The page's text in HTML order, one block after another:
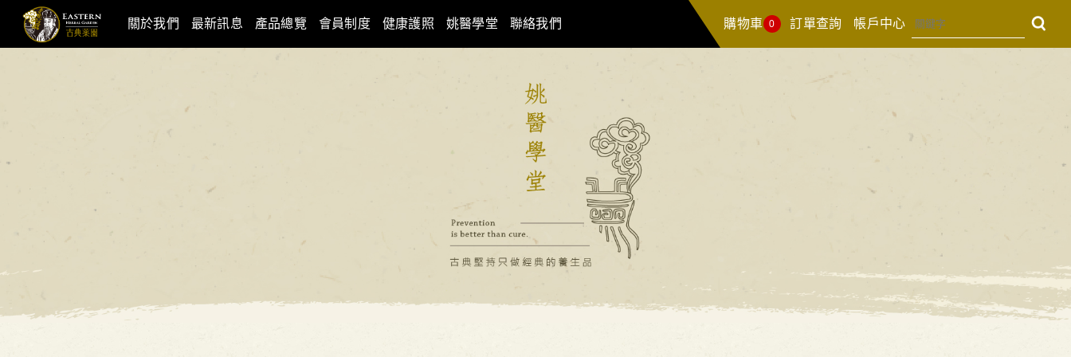
關於我們 最新訊息 產品總覽 會員制度 健康護照 姚醫學堂 聯絡我們 0
購物車 訂單查詢 帳戶中心